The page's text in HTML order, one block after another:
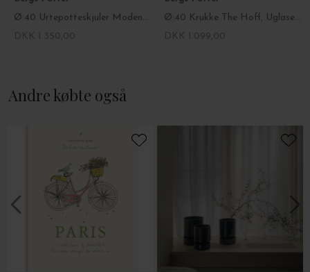
Ø:40 Urtepotteskjuler Modena Glaseret, Emerald Green - Hent selv
Ø:40 Krukke The Hoff, Uglaseret Grå - Hent selv
Andre købte også